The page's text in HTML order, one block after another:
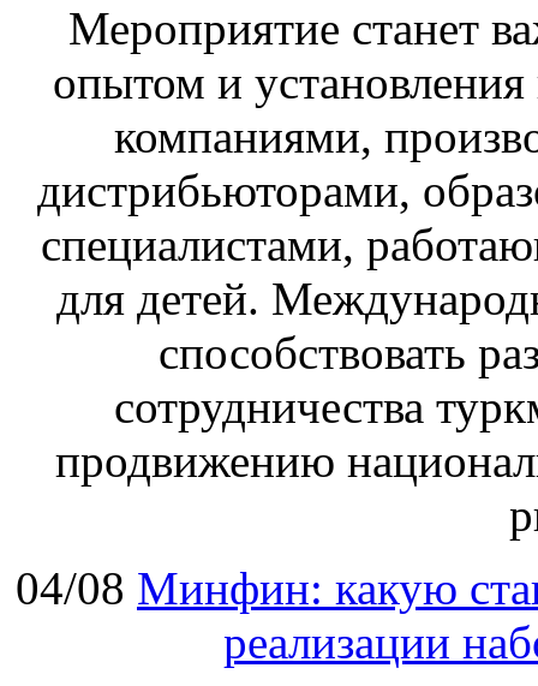
Мероприятие станет
опытом и
компаниями,
дистрибьюторами,
специалистами,
для детей.
способствовать
сотрудничества
продвижению
04/08 Минфин: какую
реализации